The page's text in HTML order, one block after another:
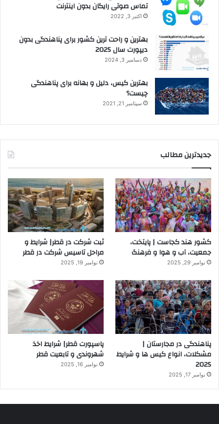
تماس صوتی رایگان بدون اینترنت
اکتبر 3, 2022
بهترین و راحت ترین کشور برای پناهندگی بدون
دیپورت سال 2025
دسامبر 3, 2024
بهترین کیس، دلیل و بهانه برای پناهندگی
چیست؟
سپتامبر 21, 2021
جدیدترین مطالب
کشور هند کجاست | پایتخت،
جمعیت، آب و هوا و فرهنگ
نوامبر 29, 2025
ثبت شرکت در قطر| شرایط و
مراحل تاسیس شرکت در قطر
نوامبر 19, 2025
پناهندگی در مجارستان |
مشکلات، انواع کیس ها و شرایط
2025
نوامبر 17, 2025
پاسپورت قطر| شرایط اخذ
شهروندی و تابعیت قطر
نوامبر 16, 2025